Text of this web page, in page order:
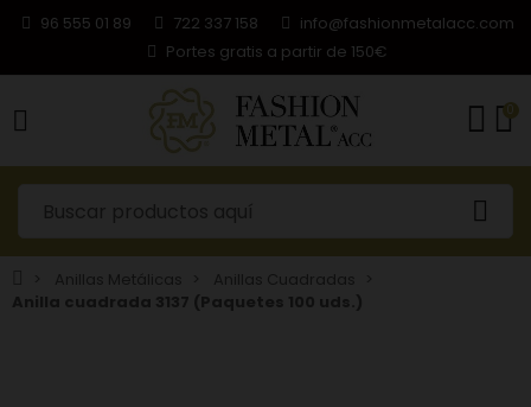
96 555 01 89 722 337 158
info@fashionmetalacc.com
Portes gratis a partir de 150€
0